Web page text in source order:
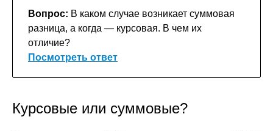
Вопрос: В каком случае возникает суммовая
разница, а когда — курсовая. В чем их
отличие?
Посмотреть ответ
Курсовые или суммовые?